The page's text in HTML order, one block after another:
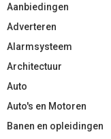
Aanbiedingen
Adverteren
Alarmsysteem
Architectuur
Auto
Auto's en Motoren
Banen en opleidingen